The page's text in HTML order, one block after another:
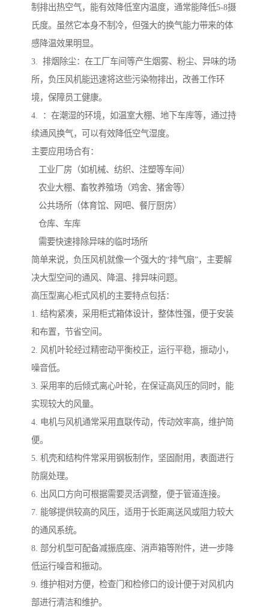
制排出热空气，能有效降低室内温度，通常能降低5-8摄
氏度。虽然它本身不制冷，但强大的换气能力带来的体
感降温效果明显。
3. 排烟除尘：在工厂车间等产生烟雾、粉尘、异味的场
所，负压风机能迅速将这些污染物排出，改善工作环
境，保障员工健康。
4. ：在潮湿的环境，如温室大棚、地下车库等，通过持
续通风换气，可以有效降低空气湿度。
主要应用场合有：
工业厂房（如机械、纺织、注塑等车间）
农业大棚、畜牧养殖场（鸡舍、猪舍等）
公共场所（体育馆、网吧、餐厅厨房）
仓库、车库
需要快速排除异味的临时场所
简单来说，负压风机就像一个强大的“排气扇”，主要解
决大型空间的通风、降温、排异味问题。
高压型离心柜式风机的主要特点包括：
1. 结构紧凑，采用柜式箱体设计，整体性强，便于安装
和布置，节省空间。
2. 风机叶轮经过精密动平衡校正，运行平稳，振动小，
噪音低。
3. 采用率的后倾式离心叶轮，在保证高风压的同时，能
实现较大的风量。
4. 电机与风机通常采用直联传动，传动效率高，维护简
便。
5. 机壳和结构件常采用钢板制作，坚固耐用，表面进行
防腐处理。
6. 出风口方向可根据需要灵活调整，便于管道连接。
7. 能够提供较高的风压，适用于长距离送风或阻力较大
的通风系统。
8. 部分机型可配备减振底座、消声箱等附件，进一步降
低运行噪音和振动。
9. 维护相对方便，检查门和检修口的设计便于对风机内
部进行清洁和维护。